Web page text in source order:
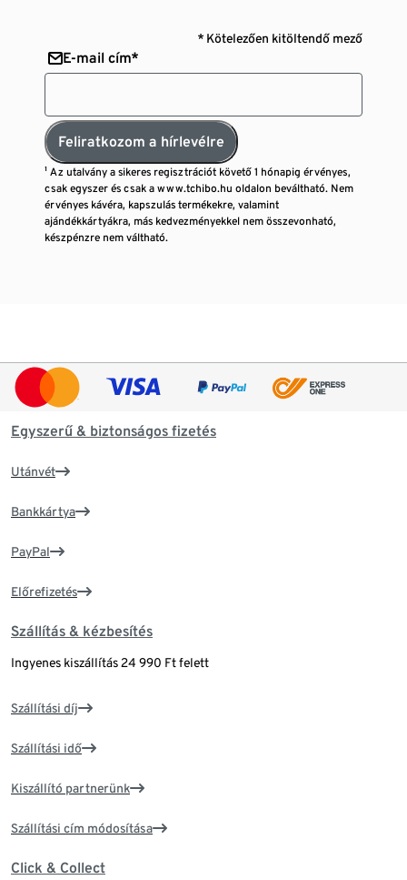
* Kötelezően kitöltendő mező
E-mail cím*
Feliratkozom a hírlevélre
¹ Az utalvány a sikeres regisztrációt követő 1 hónapig érvényes,
csak egyszer és csak a www.tchibo.hu oldalon beváltható. Nem
érvényes kávéra, kapszulás termékekre, valamint
ajándékkártyákra, más kedvezményekkel nem összevonható,
készpénzre nem váltható.
Egyszerű & biztonságos fizetés
Utánvét
Bankkártya
PayPal
Előrefizetés
Szállítás & kézbesítés
Ingyenes kiszállítás 24 990 Ft felett
Szállítási díj
Szállítási idő
Kiszállító partnerünk
Szállítási cím módosítása
Click & Collect